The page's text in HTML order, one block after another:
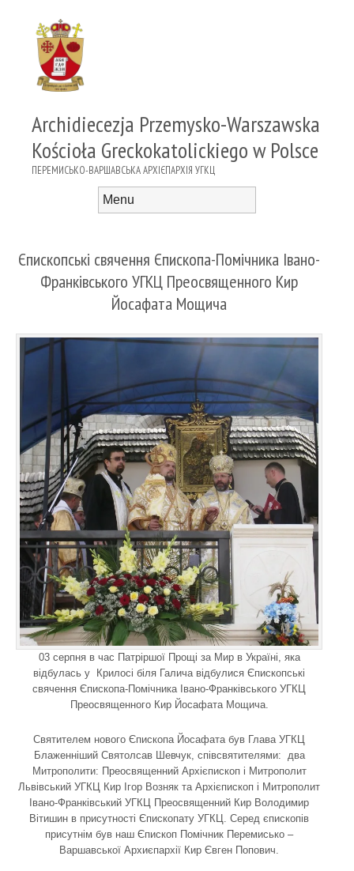
Archidiecezja Przemysko-Warszawska
Kościoła Greckokatolickiego w Polsce
ПЕРЕМИСЬКО-ВАРШАВСЬКА АРХІЄПАРХІЯ УГКЦ
Єпископські свячення Єпископа-Помічника Івано-
Франківського УГКЦ Преосвященного Кир
Йосафата Мощича
03 серпня в час Патріршої Прощі за Мир в Україні, яка
відбулась у Крилосі біля Галича відбулися Єпископські
свячення Єпископа-Помічника Івано-Франківського УГКЦ
Преосвященного Кир Йосафата Мощича.
Святителем нового Єпископа Йосафата був Глава УГКЦ
Блаженніший Святолсав Шевчук, співсвятителями: два
Митрополити: Преосвященний Архієпископ і Митрополит
Львівський УГКЦ Кир Ігор Возняк та Архієпископ і Митрополит
Івано-Франківський УГКЦ Преосвященний Кир Володимир
Вітишин в присутності Єпископату УГКЦ. Серед єпископів
присутнім був наш Єпископ Помічник Перемисько –
Варшавської Архиєпархії Кир Євген Попович.